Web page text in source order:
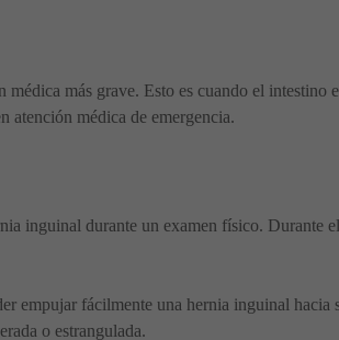
médica más grave. Esto es cuando el
atención médica de emergencia.
inguinal durante un examen físico. Durante
empujar fácilmente una hernia inguinal
o estrangulada.